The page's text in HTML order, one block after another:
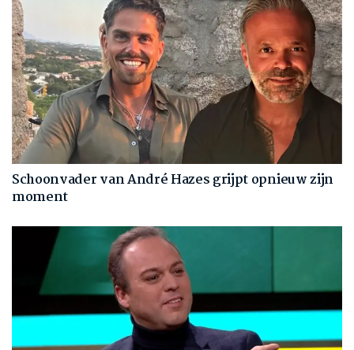
Schoonvader van André Hazes grijpt opnieuw zijn
moment